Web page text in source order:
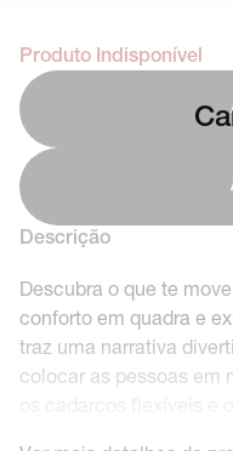
Produto Indisponível
Descrição
Descubra o que te
conforto em quadra e
traz uma narrativa
colocar as pessoas em